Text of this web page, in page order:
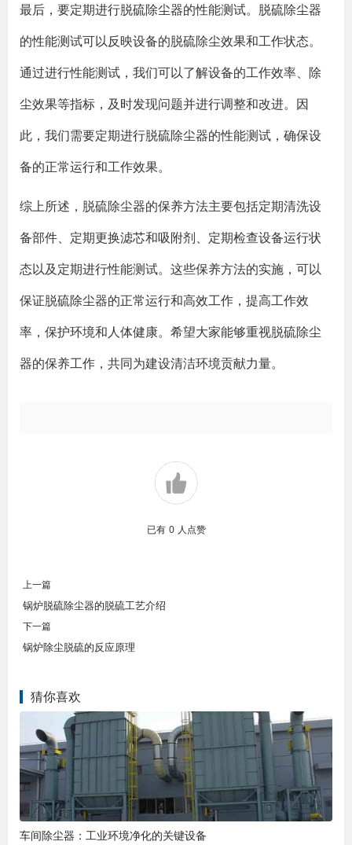
最后，要定期进行脱硫除尘器的性能测试。脱硫除尘器
的性能测试可以反映设备的脱硫除尘效果和工作状态。
通过进行性能测试，我们可以了解设备的工作效率、除
尘效果等指标，及时发现问题并进行调整和改进。因
此，我们需要定期进行脱硫除尘器的性能测试，确保设
备的正常运行和工作效果。
综上所述，脱硫除尘器的保养方法主要包括定期清洗设
备部件、定期更换滤芯和吸附剂、定期检查设备运行状
态以及定期进行性能测试。这些保养方法的实施，可以
保证脱硫除尘器的正常运行和高效工作，提高工作效
率，保护环境和人体健康。希望大家能够重视脱硫除尘
器的保养工作，共同为建设清洁环境贡献力量。
已有 0 人点赞
上一篇
锅炉脱硫除尘器的脱硫工艺介绍
下一篇
锅炉除尘脱硫的反应原理
猜你喜欢
车间除尘器：工业环境净化的关键设备